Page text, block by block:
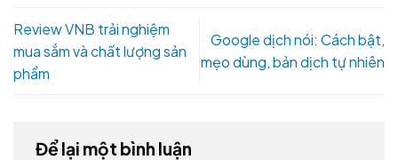
Review VNB trải nghiệm
mua sắm và chất lượng sản
phẩm
Google dịch nói: Cách bật,
mẹo dùng, bản dịch tự nhiên
Để lại một bình luận